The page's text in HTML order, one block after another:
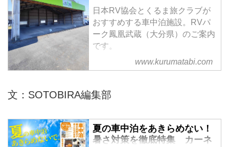
日本RV協会とくるま旅クラブが
おすすめする車中泊施設。RVパ
ーク鳳凰武蔵（大分県）のご案内
です。
www.kurumatabi.com
文：SOTOBIRA編集部
夏の車中泊をあきらめない！
暑さ対策を徹底特集 カーネ